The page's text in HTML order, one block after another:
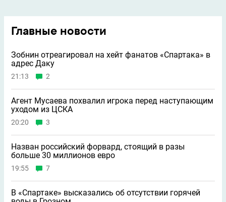
Главные новости
Зобнин отреагировал на хейт фанатов «Спартака» в
адрес Даку
21:13 2
Агент Мусаева похвалил игрока перед наступающим
уходом из ЦСКА
20:20 3
Назван российский форвард, стоящий в разы
больше 30 миллионов евро
19:55 7
В «Спартаке» высказались об отсутствии горячей